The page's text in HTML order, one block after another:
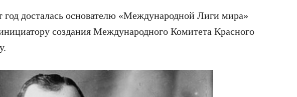
год досталась основателю «Международной Лиги мира»
создания Международного Комитета Красного